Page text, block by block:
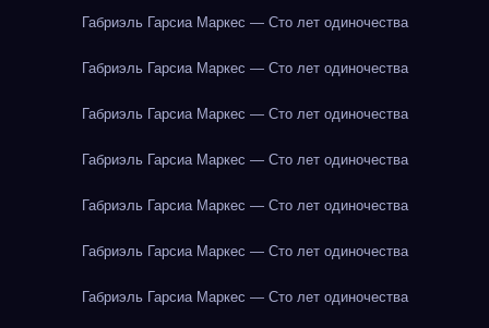
Габриэль Гарсиа Маркес — Сто лет одиночества
Габриэль Гарсиа Маркес — Сто лет одиночества
Габриэль Гарсиа Маркес — Сто лет одиночества
Габриэль Гарсиа Маркес — Сто лет одиночества
Габриэль Гарсиа Маркес — Сто лет одиночества
Габриэль Гарсиа Маркес — Сто лет одиночества
Габриэль Гарсиа Маркес — Сто лет одиночества